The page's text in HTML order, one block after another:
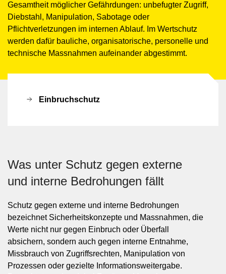
Gesamtheit möglicher Gefährdungen: unbefugter Zugriff,
Diebstahl, Manipulation, Sabotage oder
Pflichtverletzungen im internen Ablauf. Im Wertschutz
werden dafür bauliche, organisatorische, personelle und
technische Massnahmen aufeinander abgestimmt.
Einbruchschutz
Was unter Schutz gegen externe
und interne Bedrohungen fällt
Schutz gegen externe und interne Bedrohungen
bezeichnet Sicherheitskonzepte und Massnahmen, die
Werte nicht nur gegen Einbruch oder Überfall
absichern, sondern auch gegen interne Entnahme,
Missbrauch von Zugriffsrechten, Manipulation von
Prozessen oder gezielte Informationsweitergabe.